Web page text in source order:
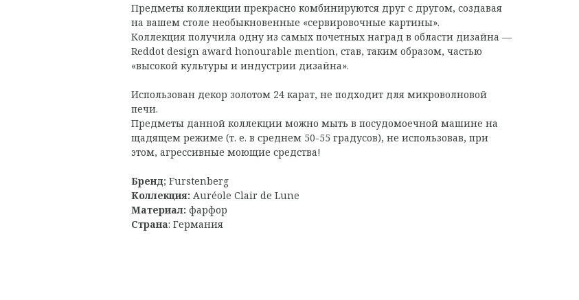
Предметы коллекции прекрасно комбинируются друг с другом, создавая
на вашем столе необыкновенные «сервировочные картины».
Коллекция получила одну из самых почетных наград в области дизайна —
Reddot design award honourable mention, став, таким образом, частью
«высокой культуры и индустрии дизайна».
Использован декор золотом 24 карат, не подходит для микроволновой
печи.
Предметы данной коллекции можно мыть в посудомоечной машине на
щадящем режиме (т. е. в среднем 50-55 градусов), не использовав, при
этом, агрессивные моющие средства!
Бренд; Furstenberg
Коллекция: Auréole Clair de Lune
Материал: фарфор
Страна: Германия